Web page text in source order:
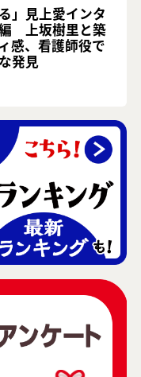
」見上愛インタ
上坂樹里と築
感、看護師役で
発見